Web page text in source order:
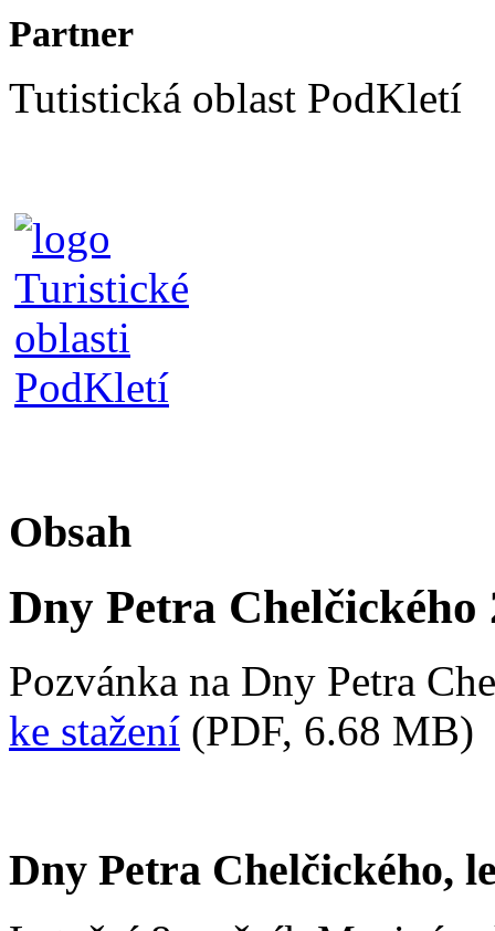
Partner
Tutistická oblast PodKletí
Obsah
Dny Petra Chelčického
Pozvánka na Dny Petra
ke stažení (PDF, 6.68 MB)
Dny Petra Chelčického,